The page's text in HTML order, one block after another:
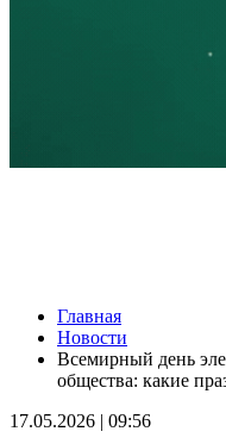
Губернатор Вячеслав
председателя Комитета
Леонид Симановский
Самарского региона
В поселке Курумоч 6
Главная
Новости
Всемирный день
общества: какие
17.05.2026 | 09:56